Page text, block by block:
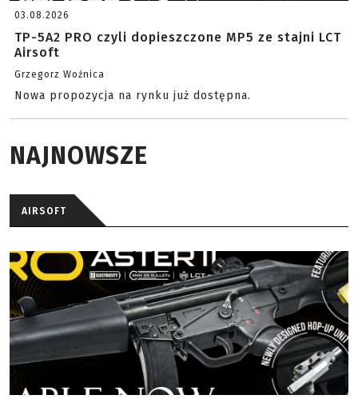
03.08.2026
TP-5A2 PRO czyli dopieszczone MP5 ze stajni LCT
Airsoft
Grzegorz Woźnica
Nowa propozycja na rynku już dostępna.
NAJNOWSZE
AIRSOFT